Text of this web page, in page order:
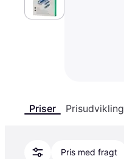
Priser Prisudvikling
Pris med fragt